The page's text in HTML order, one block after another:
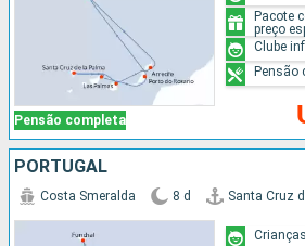
Pensão completa
Pacote
preço
Clube
Pensão
PORTUGAL
Costa Smeralda 8 d Santa Cruz